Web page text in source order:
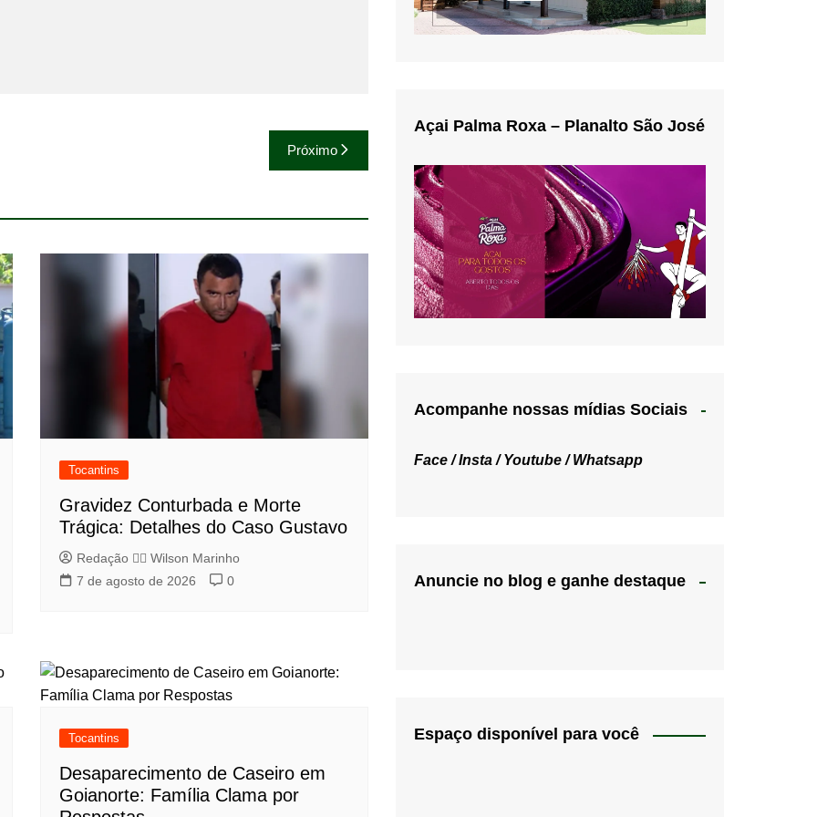
Próximo
Tocantins
Gravidez Conturbada e Morte
Trágica: Detalhes do Caso Gustavo
Redação 👨‍⚖️​ Wilson Marinho
7 de agosto de 2026
0
Tocantins
Desaparecimento de Caseiro em
Goianorte: Família Clama por
Açai Palma Roxa – Planalto São José
Acompanhe nossas mídias Sociais
Face /Insta /Youtube /Whatsapp
Anuncie no blog e ganhe destaque
Espaço disponível para você